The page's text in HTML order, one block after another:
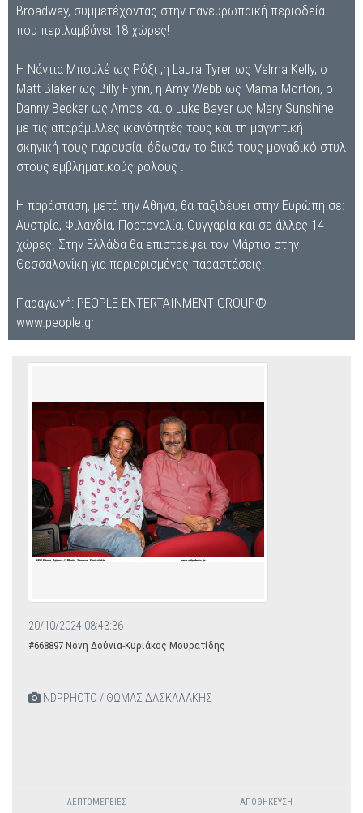
Broadway, συμμετέχοντας στην πανευρωπαϊκή περιοδεία
που περιλαμβάνει 18 χώρες!
Η Νάντια Μπουλέ ως Ρόξι ,η Laura Tyrer ως Velma Kelly, ο
Matt Blaker ως Billy Flynn, η Amy Webb ως Mama Morton, ο
Danny Becker ως Amos και ο Luke Bayer ως Mary Sunshine
με τις απαράμιλλες ικανότητές τους και τη μαγνητική
σκηνική τους παρουσία, έδωσαν το δικό τους μοναδικό στυλ
στους εμβληματικούς ρόλους .
Η παράσταση, μετά την Αθήνα, θα ταξιδέψει στην Ευρώπη σε:
Αυστρία, Φιλανδία, Πορτογαλία, Ουγγαρία και σε άλλες 14
χώρες. Στην Ελλάδα θα επιστρέψει τον Μάρτιο στην
Θεσσαλονίκη για περιορισμένες παραστάσεις.
Παραγωγή: PEOPLE ENTERTAINMENT GROUP® -
www.people.gr
20/10/2024 08:43:36
#668897 Νόνη Δούνια-Κυριάκος Μουρατίδης
NDPPHOTO / ΘΩΜΑΣ ΔΑΣΚΑΛΑΚΗΣ
ΛΕΠΤΟΜΈΡΕΙΕΣ ΑΠΟΘΉΚΕΥΣΗ